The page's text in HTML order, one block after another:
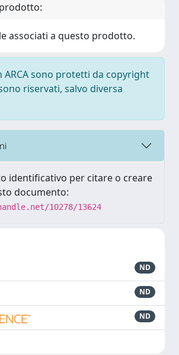
associati a questo prodotto.
ARCA sono protetti da copyright
riservati, salvo diversa
identificativo per citare o creare
documento:
10278/13624
ND
ND
ND